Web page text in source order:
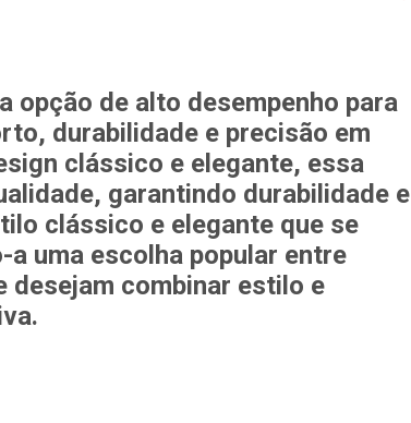
opção de alto desempenho para
durabilidade e precisão em
clássico e elegante, essa
garantindo durabilidade e
clássico e elegante que se
uma escolha popular entre
desejam combinar estilo e